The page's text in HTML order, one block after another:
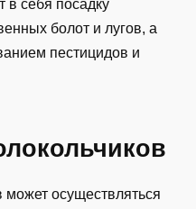
в себя посадку
болот и лугов, а
пестицидов и
может осуществляться